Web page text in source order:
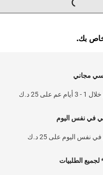
بك.
مجاني
على 25 د.ك
في نفس اليوم
نفس اليوم على 25 د.ك
لجميع الطلبيات